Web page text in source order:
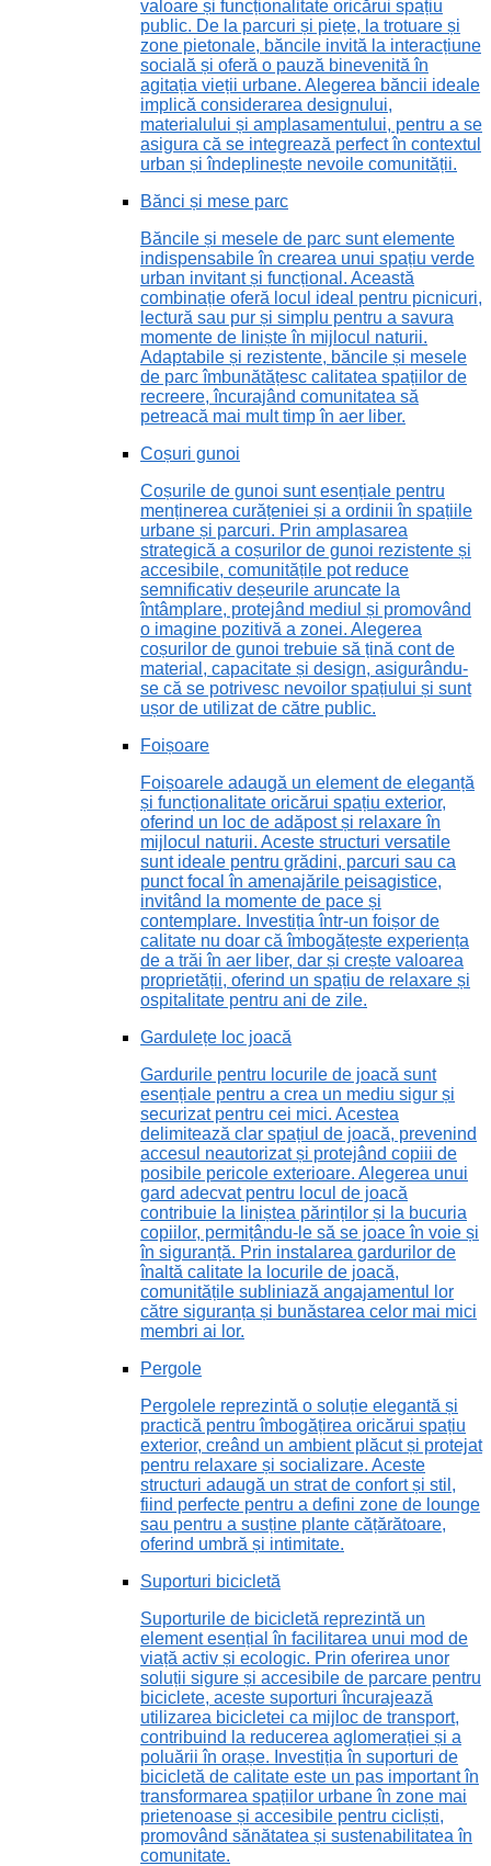
valoare și funcționalitate oricărui spațiu
public. De la parcuri și piețe, la trotuare și
zone pietonale, băncile invită la interacțiune
socială și oferă o pauză binevenită în
agitația vieții urbane. Alegerea băncii ideale
implică considerarea designului,
materialului și amplasamentului, pentru a se
asigura că se integrează perfect în contextul
urban și îndeplinește nevoile comunității.
Bănci și mese parc
Băncile și mesele de parc sunt elemente
indispensabile în crearea unui spațiu verde
urban invitant și funcțional. Această
combinație oferă locul ideal pentru picnicuri,
lectură sau pur și simplu pentru a savura
momente de liniște în mijlocul naturii.
Adaptabile și rezistente, băncile și mesele
de parc îmbunătățesc calitatea spațiilor de
recreere, încurajând comunitatea să
petreacă mai mult timp în aer liber.
Coșuri gunoi
Coșurile de gunoi sunt esențiale pentru
menținerea curățeniei și a ordinii în spațiile
urbane și parcuri. Prin amplasarea
strategică a coșurilor de gunoi rezistente și
accesibile, comunitățile pot reduce
semnificativ deșeurile aruncate la
întâmplare, protejând mediul și promovând
o imagine pozitivă a zonei. Alegerea
coșurilor de gunoi trebuie să țină cont de
material, capacitate și design, asigurându-
se că se potrivesc nevoilor spațiului și sunt
ușor de utilizat de către public.
Foișoare
Foișoarele adaugă un element de eleganță
și funcționalitate oricărui spațiu exterior,
oferind un loc de adăpost și relaxare în
mijlocul naturii. Aceste structuri versatile
sunt ideale pentru grădini, parcuri sau ca
punct focal în amenajările peisagistice,
invitând la momente de pace și
contemplare. Investiția într-un foișor de
calitate nu doar că îmbogățește experiența
de a trăi în aer liber, dar și crește valoarea
proprietății, oferind un spațiu de relaxare și
ospitalitate pentru ani de zile.
Gardulețe loc joacă
Gardurile pentru locurile de joacă sunt
esențiale pentru a crea un mediu sigur și
securizat pentru cei mici. Acestea
delimitează clar spațiul de joacă, prevenind
accesul neautorizat și protejând copiii de
posibile pericole exterioare. Alegerea unui
gard adecvat pentru locul de joacă
contribuie la liniștea părinților și la bucuria
copiilor, permițându-le să se joace în voie și
în siguranță. Prin instalarea gardurilor de
înaltă calitate la locurile de joacă,
comunitățile subliniază angajamentul lor
către siguranța și bunăstarea celor mai mici
membri ai lor.
Pergole
Pergolele reprezintă o soluție elegantă și
practică pentru îmbogățirea oricărui spațiu
exterior, creând un ambient plăcut și protejat
pentru relaxare și socializare. Aceste
structuri adaugă un strat de confort și stil,
fiind perfecte pentru a defini zone de lounge
sau pentru a susține plante cățărătoare,
oferind umbră și intimitate.
Suporturi bicicletă
Suporturile de bicicletă reprezintă un
element esențial în facilitarea unui mod de
viață activ și ecologic. Prin oferirea unor
soluții sigure și accesibile de parcare pentru
biciclete, aceste suporturi încurajează
utilizarea bicicletei ca mijloc de transport,
contribuind la reducerea aglomerației și a
poluării în orașe. Investiția în suporturi de
bicicletă de calitate este un pas important în
transformarea spațiilor urbane în zone mai
prietenoase și accesibile pentru cicliști,
promovând sănătatea și sustenabilitatea în
comunitate.